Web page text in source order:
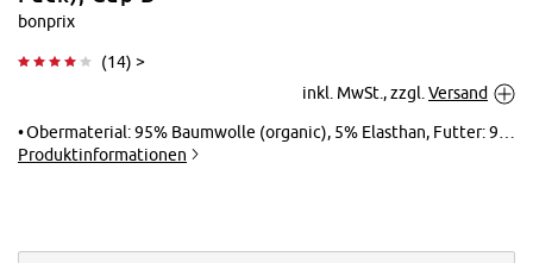
bonprix
(14) >
inkl. MwSt., zzgl. Versand
Obermaterial: 95% Baumwolle (organic), 5% Elasthan, Futter: 95% Baumwolle (organic), 5% Elasthan
Produktinformationen